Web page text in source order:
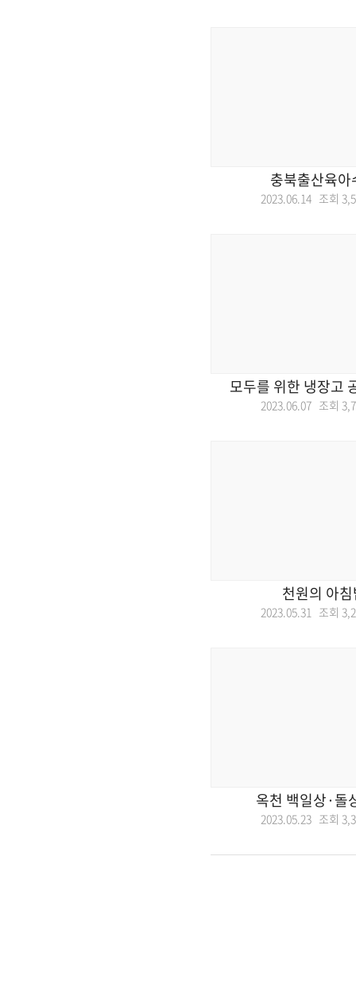
충북출산육아
2023.06.14 조회
모두를 위한 냉장고
2023.06.07 조회
천원의 아
2023.05.31 조회
옥천 백일상·돌
2023.05.23 조회